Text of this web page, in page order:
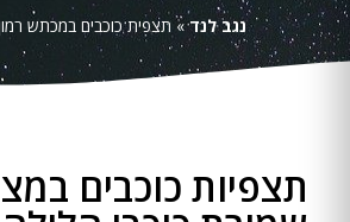
נגב לנד» תצפית כוכבים במכתש
תצפיות כוכבים